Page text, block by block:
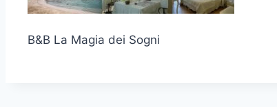
B&B La Magia dei Sogni